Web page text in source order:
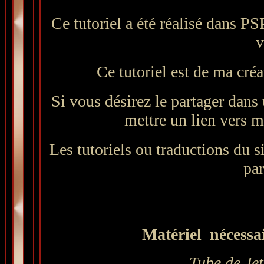
Ce tutoriel a été réalisé dans
Ce tutoriel est de ma
Si vous désirez le partager
mettre un lien vers
Les tutoriels ou traductions du
Matériel